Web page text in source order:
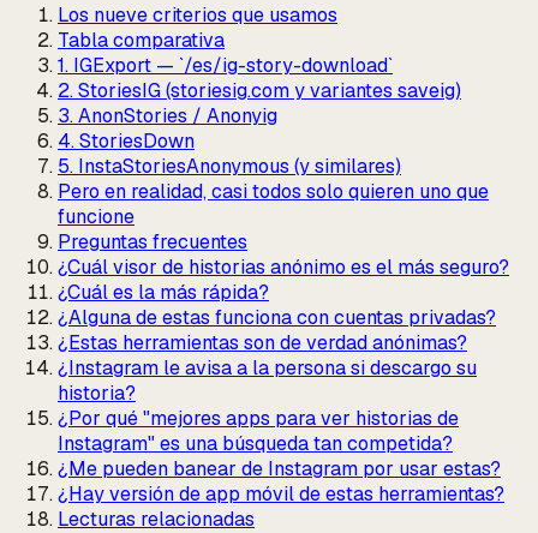
Los nueve criterios que usamos
Tabla comparativa
1. IGExport — `/es/ig-story-download`
2. StoriesIG (storiesig.com y variantes saveig)
3. AnonStories / Anonyig
4. StoriesDown
5. InstaStoriesAnonymous (y similares)
Pero en realidad, casi todos solo quieren uno que
funcione
Preguntas frecuentes
¿Cuál visor de historias anónimo es el más seguro?
¿Cuál es la más rápida?
¿Alguna de estas funciona con cuentas privadas?
¿Estas herramientas son de verdad anónimas?
¿Instagram le avisa a la persona si descargo su
historia?
¿Por qué "mejores apps para ver historias de
Instagram" es una búsqueda tan competida?
¿Me pueden banear de Instagram por usar estas?
¿Hay versión de app móvil de estas herramientas?
Lecturas relacionadas